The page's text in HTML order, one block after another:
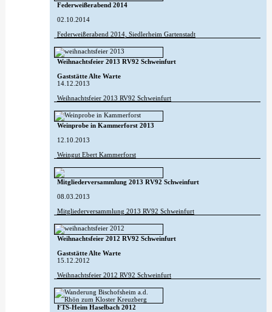
Federweißerabend 2014
02.10.2014
Federweißerabend 2014, Siedlerheim Gartenstadt
Weihnachtsfeier 2013 RV92 Schweinfurt
Gaststätte Alte Warte
14.12.2013
Weihnachtsfeier 2013 RV92 Schweinfurt
Weinprobe in Kammerforst 2013
12.10.2013
Weingut Ebert Kammerforst
Mitgliederversammlung 2013 RV92 Schweinfurt
08.03.2013
Mitgliederversammlung 2013 RV92 Schweinfurt
Weihnachtsfeier 2012 RV92 Schweinfurt
Gaststätte Alte Warte
15.12.2012
Weihnachtsfeier 2012 RV92 Schweinfurt
FTS-Heim Haselbach 2012